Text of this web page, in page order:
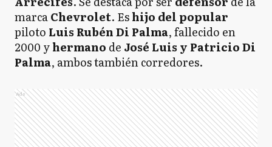
marcaChevrolet. Eshijo del popular
piloto Luis Rubén Di Palma, fallecido en
2000 yhermano de José Luis y Patricio Di
Palma, ambos también corredores.
Ads